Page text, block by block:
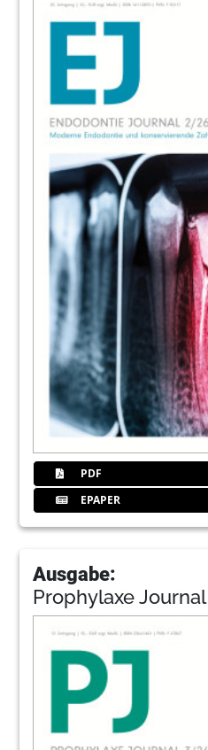
PDF
EPAPER
Ausgabe:
Prophylaxe Journal